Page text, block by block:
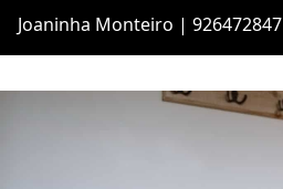
Joaninha Monteiro | 926472847